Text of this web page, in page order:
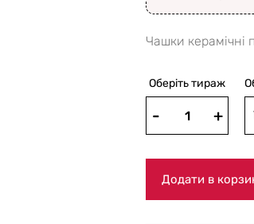
Чашки керамічні
Оберіть тираж
Додати в